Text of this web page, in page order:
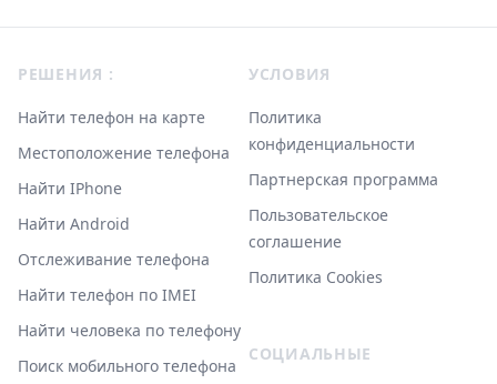
РЕШЕНИЯ :
Найти телефон на карте
Местоположение телефона
Найти IPhone
Найти Android
Отслеживание телефона
Найти телефон по IMEI
Найти человека по телефону
Поиск мобильного телефона
УСЛОВИЯ
Политика
конфиденциальности
Партнерская программа
Пользовательское
соглашение
Политика Cookies
СОЦИАЛЬНЫЕ